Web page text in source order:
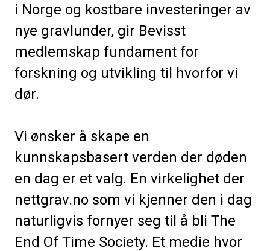
i Norge og kostbare investeringer av
nye gravlunder, gir Bevisst
medlemskap fundament for
forskning og utvikling til hvorfor vi
dør.
Vi ønsker å skape en
kunnskapsbasert verden der døden
en dag er et valg. En virkelighet der
nettgrav.no som vi kjenner den i dag
naturligvis fornyer seg til å bli The
End Of Time Society. Et medie hvor